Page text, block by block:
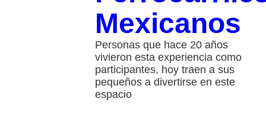
Mexicanos
Personas que hace 20 años
vivieron esta experiencia como
participantes, hoy traen a sus
pequeños a divertirse en este
espacio